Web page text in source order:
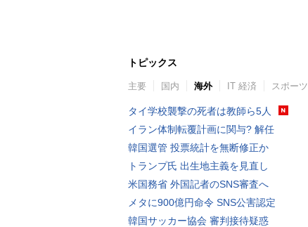
トピックス
主要 国内 海外 IT 経済 スポーツ
タイ学校襲撃の死者は教師ら5人
イラン体制転覆計画に関与? 解任
韓国選管 投票統計を無断修正か
トランプ氏 出生地主義を見直し
米国務省 外国記者のSNS審査へ
メタに900億円命令 SNS公害認定
韓国サッカー協会 審判接待疑惑